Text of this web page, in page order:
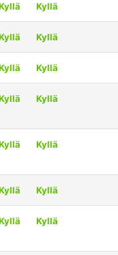
Kyllä
Kyllä
Kyllä
Kyllä
Kyllä
Kyllä
Kyllä